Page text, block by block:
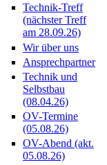
Technik-Treff
(nächster Treff
am 28.09.26)
Wir über uns
Ansprechpartner
Technik und
Selbstbau
(08.04.26)
OV-Termine
(05.08.26)
OV-Abend (akt.
05.08.26)